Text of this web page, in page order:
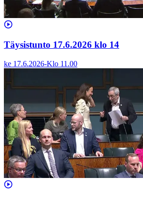
Täysistunto 17.6.2026 klo 14
ke 17.6.2026-Klo 11.00